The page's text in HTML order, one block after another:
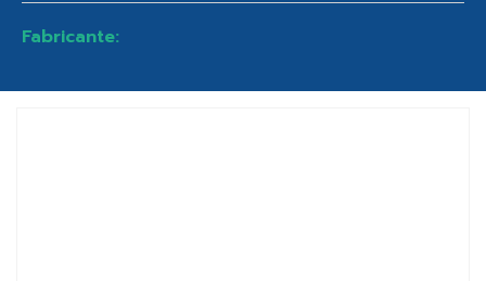
Fabricante: